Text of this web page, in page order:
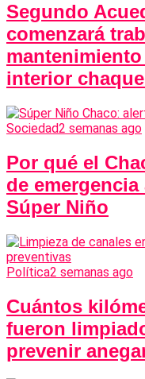
Segundo
comenzará
interior
Sociedad2 semanas ago
Por qué el
de
Súper Niño
Política2 semanas ago
Cuántos
fueron
prevenir